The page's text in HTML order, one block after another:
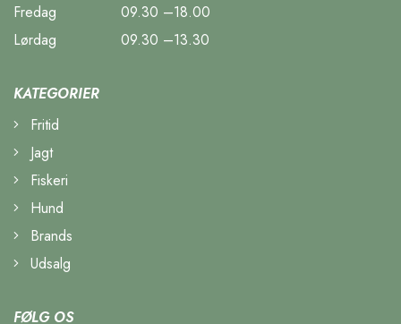
Fredag
09.30 –18.00
Lørdag
09.30 –13.30
KATEGORIER
Fritid
Jagt
Fiskeri
Hund
Brands
Udsalg
FØLG OS